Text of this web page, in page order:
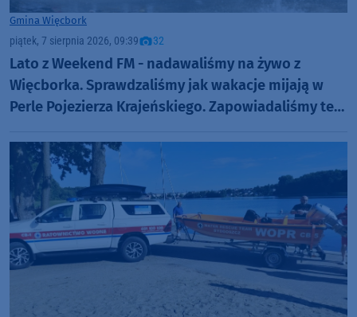
Gmina Więcbork
piątek, 7 sierpnia 2026, 09:39 32
Lato z Weekend FM - nadawaliśmy na żywo z
Więcborka. Sprawdzaliśmy jak wakacje mijają w
Perle Pojezierza Krajeńskiego. Zapowiadaliśmy też